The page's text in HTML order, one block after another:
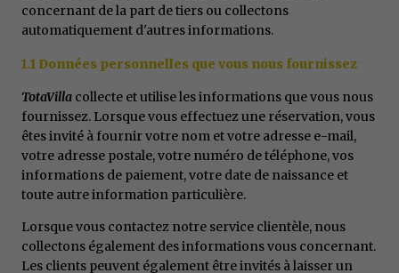
concernant de la part de tiers ou collectons
automatiquement d'autres informations.
1.1 Données personnelles que vous nous fournissez
TotaVilla collecte et utilise les informations que vous nous
fournissez. Lorsque vous effectuez une réservation, vous
êtes invité à fournir votre nom et votre adresse e-mail,
votre adresse postale, votre numéro de téléphone, vos
informations de paiement, votre date de naissance et
toute autre information particulière.
Lorsque vous contactez notre service clientèle, nous
collectons également des informations vous concernant.
Les clients peuvent également être invités à laisser un